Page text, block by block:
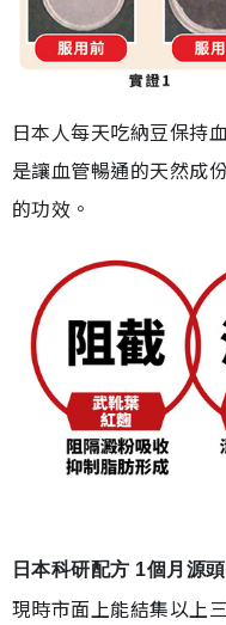
日本人每天吃納豆保持
是讓血管暢通的天然成
的功效。
日本科研配方 1個月源
現時市面上能結集以上